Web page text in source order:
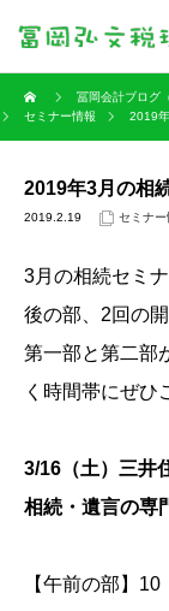
冨岡会計ブログ
セミナー情報
2019
2019年3月の相
2019.2.19 セミナー
3月の相続セミ
後の部、2回の
第一部と第二部
く時間帯にぜひ
3/16（土）三井
相続・遺言の専
【午前の部】